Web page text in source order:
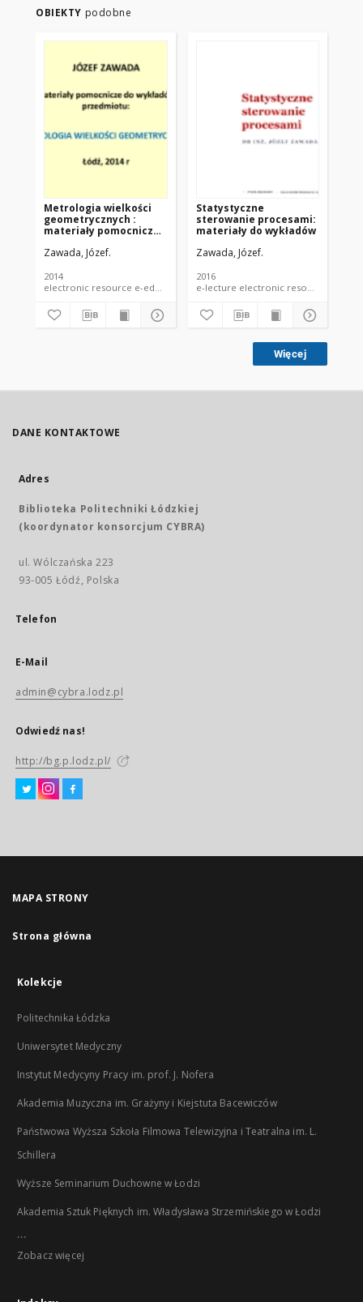
OBIEKTY podobne
Metrologia wielkości
geometrycznych :
materiały pomocnicze
Zawada, Józef.
2014
electronic resource e-educational material e-lecture
Statystyczne
sterowanie procesami:
materiały do wykładów
Zawada, Józef.
2016
e-lecture electronic resource
Więcej
DANE KONTAKTOWE
Adres
Biblioteka Politechniki Łódzkiej
(koordynator konsorcjum CYBRA)
ul. Wólczańska 223
93-005 Łódź, Polska
Telefon
E-Mail
admin@cybra.lodz.pl
Odwiedź nas!
http://bg.p.lodz.pl/
MAPA STRONY
Strona główna
Kolekcje
Politechnika Łódzka
Uniwersytet Medyczny
Instytut Medycyny Pracy im. prof. J. Nofera
Akademia Muzyczna im. Grażyny i Kiejstuta Bacewiczów
Państwowa Wyższa Szkoła Filmowa Telewizyjna i Teatralna im. L.
Schillera
Wyższe Seminarium Duchowne w Łodzi
Akademia Sztuk Pięknych im. Władysława Strzemińskiego w Łodzi
...
Zobacz więcej